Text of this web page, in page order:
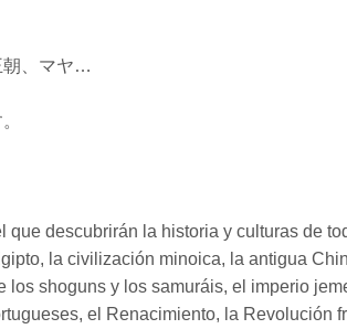
朝、マヤ…
descubrirán la historia y culturas de
la civilización minoica, la antigua
shoguns y los samuráis, el imperio
el Renacimiento, la Revolución